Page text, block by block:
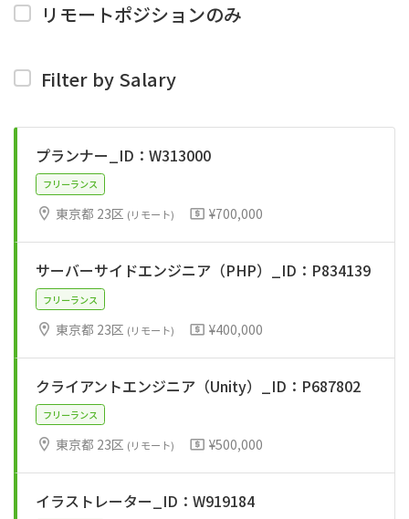
リモートポジションのみ
Filter by Salary
プランナー_ID：W313000
フリーランス
東京都 23区 (リモート) ¥700,000
サーバーサイドエンジニア（PHP）_ID：P834139
フリーランス
東京都 23区 (リモート) ¥400,000
クライアントエンジニア（Unity）_ID：P687802
東京都 23区 (リモート) ¥500,000
イラストレーター_ID：W919184